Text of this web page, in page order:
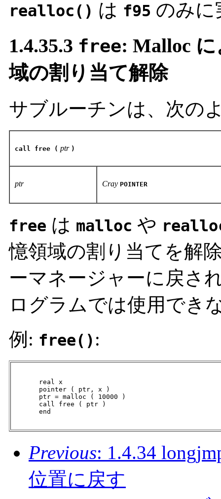
realloc() は f95 のみに
1.4.35.3 free: Malloc
域の割り当て解除
サブルーチンは、次の
call free ( ptr )
ptr Cray POINTER
free は malloc や
憶領域の割り当てを解
ーマネージャーに戻さ
ログラムでは使用でき
例: free() :
       real x
       pointer ( ptr, x )
       ptr = malloc ( 10000 )
       call free ( ptr )
       end
Previous: 1.4.34
位置に戻す